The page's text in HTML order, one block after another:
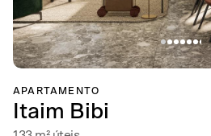
APARTAMENTO
Itaim Bibi